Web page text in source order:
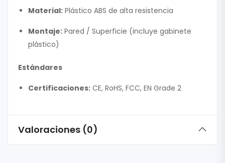
Material: Plástico ABS de alta resistencia
Montaje: Pared / Superficie (incluye gabinete
plástico)
Estándares
Certificaciones: CE, RoHS, FCC, EN Grade 2
Valoraciones (0)